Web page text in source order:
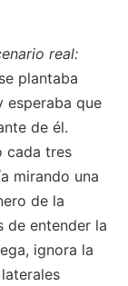
real:
plantaba
esperaba que
de él.
cada tres
mirando una
de la
de entender la
ignora la